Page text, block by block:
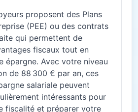
proposent des Plans
(PEE) ou des contrats
qui permettent de
fiscaux tout en
épargne. Avec votre niveau
de 88 300 € par an, ces
salariale peuvent
intéressants pour
fiscalité et préparer votre